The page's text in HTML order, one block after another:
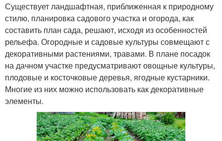
Существует ландшафтная, приближенная к природному
стилю, планировка садового участка и огорода, как
составить план сада, решают, исходя из особенностей
рельефа. Огородные и садовые культуры совмещают с
декоративными растениями, травами. В плане посадок
на дачном участке предусматривают овощные культуры,
плодовые и косточковые деревья, ягодные кустарники.
Многие из них можно использовать как декоративные
элементы.